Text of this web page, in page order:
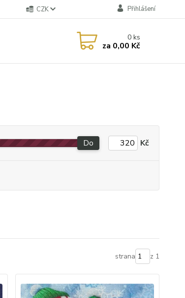
CZK Přihlášení
0ks
za 0,00 Kč
Do Kč
strana z 1